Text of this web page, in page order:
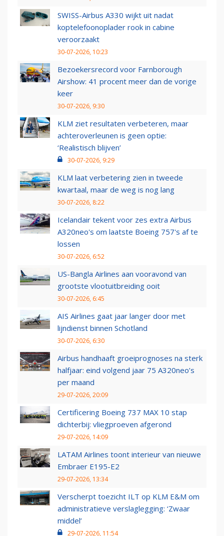
SWISS-Airbus A330 wijkt uit nadat
koptelefoonoplader rook in cabine
veroorzaakt
30-07-2026, 10:23
Bezoekersrecord voor Farnborough
Airshow: 41 procent meer dan de vorige
keer
30-07-2026, 9:30
KLM ziet resultaten verbeteren, maar
achteroverleunen is geen optie:
‘Realistisch blijven’
30-07-2026, 9:29
KLM laat verbetering zien in tweede
kwartaal, maar de weg is nog lang
30-07-2026, 8:22
Icelandair tekent voor zes extra Airbus
A320neo's om laatste Boeing 757's af te
lossen
30-07-2026, 6:52
US-Bangla Airlines aan vooravond van
grootste vlootuitbreiding ooit
30-07-2026, 6:45
AIS Airlines gaat jaar langer door met
lijndienst binnen Schotland
30-07-2026, 6:30
Airbus handhaaft groeiprognoses na sterk
halfjaar: eind volgend jaar 75 A320neo’s
per maand
29-07-2026, 20:09
Certificering Boeing 737 MAX 10 stap
dichterbij: vliegproeven afgerond
29-07-2026, 14:09
LATAM Airlines toont interieur van nieuwe
Embraer E195-E2
29-07-2026, 13:34
Verscherpt toezicht ILT op KLM E&M om
administratieve verslaglegging: ‘Zwaar
middel’
29-07-2026, 11:54